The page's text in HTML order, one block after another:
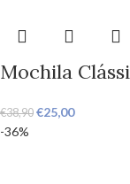
Mochila
€38,90 €25,00
-36%